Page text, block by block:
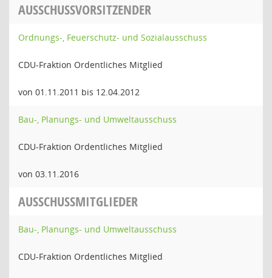
AUSSCHUSSVORSITZENDER
Ordnungs-, Feuerschutz- und Sozialausschuss
CDU-Fraktion Ordentliches Mitglied
von 01.11.2011 bis 12.04.2012
Bau-, Planungs- und Umweltausschuss
CDU-Fraktion Ordentliches Mitglied
von 03.11.2016
AUSSCHUSSMITGLIEDER
Bau-, Planungs- und Umweltausschuss
CDU-Fraktion Ordentliches Mitglied